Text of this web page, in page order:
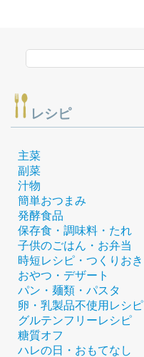
レシピ
主菜
副菜
汁物
簡単おつまみ
発酵食品
保存食・調味料・たれ
子供のごはん・お弁当
時短レシピ・つくりおき
おやつ・デザート
パン・麺類・パスタ
卵・乳製品不使用レシピ
グルテンフリーレシピ
糖質オフ
ハレの日・おもてなし